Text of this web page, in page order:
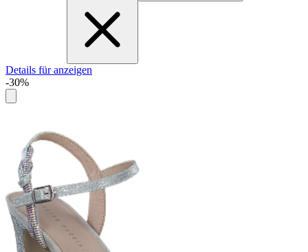
Details für anzeigen
-30%